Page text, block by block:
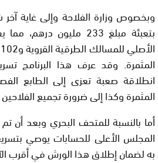
المثمرة. وقد عرف هذا البرنامج
انطلاقة صعبة تعزى إلى الطابع
المثمرة وكذا إلى ضرورة تجميع
أما بالنسبة للمتحف البحري وبعد أن
المجلس الأعلى للحسابات يوصي
به لضمان إطلاق هذا الورش في أقرب